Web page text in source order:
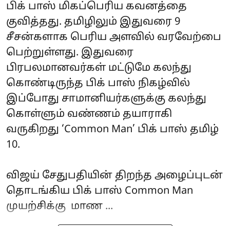
பிக் பாஸ் மிகப்பெரிய கவனத்தை
குவித்தது. தமிழிலும் இதுவரை 9
சீசன்களாக பெரிய அளவில் வரவேற்பை
பெற்றுள்ளது. இதுவரை
பிரபலமானவர்கள் மட்டுமே கலந்து
கொண்டிருந்த பிக் பாஸ் நிகழ்வில்
இப்போது சாமானியர்களுக்கு கலந்து
கொள்ளும் வண்ணம் தயாராகி
வருகிறது ‘Common Man’ பிக் பாஸ் தமிழ்
10.
விஜய் சேதுபதியின் திறந்த அழைப்புடன்
தொடங்கிய பிக் பாஸ் Common Man
முயற்சிக்கு மாண ...